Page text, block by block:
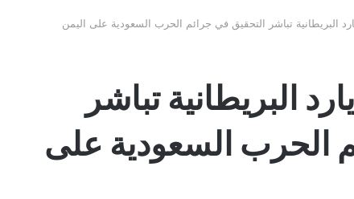
البريطانية تباشر التحقيق في جرائم الحرب السعودية على اليمن
البريطانية تباشر
الحرب السعودية على